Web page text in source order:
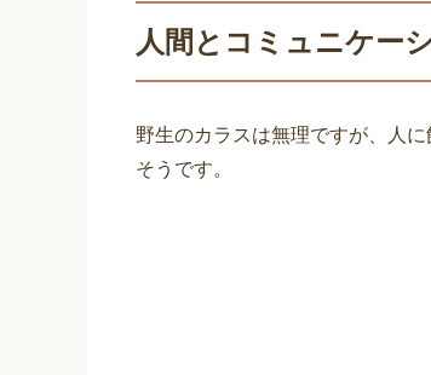
人間とコミュニケー
野生のカラスは無理ですが、人
そうです。